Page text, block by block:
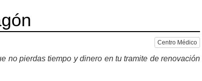
Centro Médico
no pierdas tiempo y dinero en tu tramite de renovación